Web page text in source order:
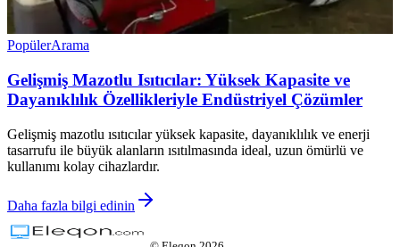
PopülerArama
Gelişmiş Mazotlu Isıtıcılar: Yüksek Kapasite ve
Dayanıklılık Özellikleriyle Endüstriyel Çözümler
Gelişmiş mazotlu ısıtıcılar yüksek kapasite, dayanıklılık ve enerji
tasarrufu ile büyük alanların ısıtılmasında ideal, uzun ömürlü ve
kullanımı kolay cihazlardır.
Daha fazla bilgi edinin